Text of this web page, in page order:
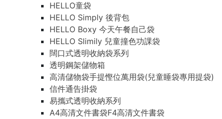
HELLO童袋
HELLO Simply 後背包
HELLO Boxy 今天午餐自己袋
HELLO Slimily 兒童撞色功課袋
闊口式透明收納袋系列
透明鋼架儲物箱
高清儲物袋手提慳位萬用袋(兒童睡袋專用提袋)
信件通告掛袋
易攜式透明收納系列
A4高清文件書袋F4高清文件書袋